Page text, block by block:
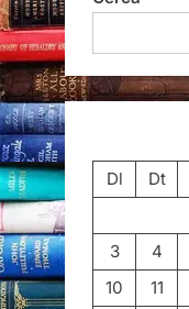
Dl
Dt
3
4
10
11